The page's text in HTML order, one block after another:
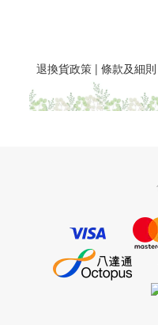
退換貨政策 | 條款及細則